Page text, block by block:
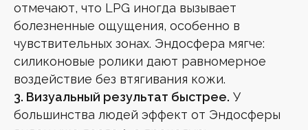
отмечают, что LPG иногда вызывает
болезненные ощущения, особенно в
чувствительных зонах. Эндосфера мягче:
силиконовые ролики дают равномерное
воздействие без втягивания кожи.
3. Визуальный результат быстрее. У
большинства людей эффект от Эндосферы